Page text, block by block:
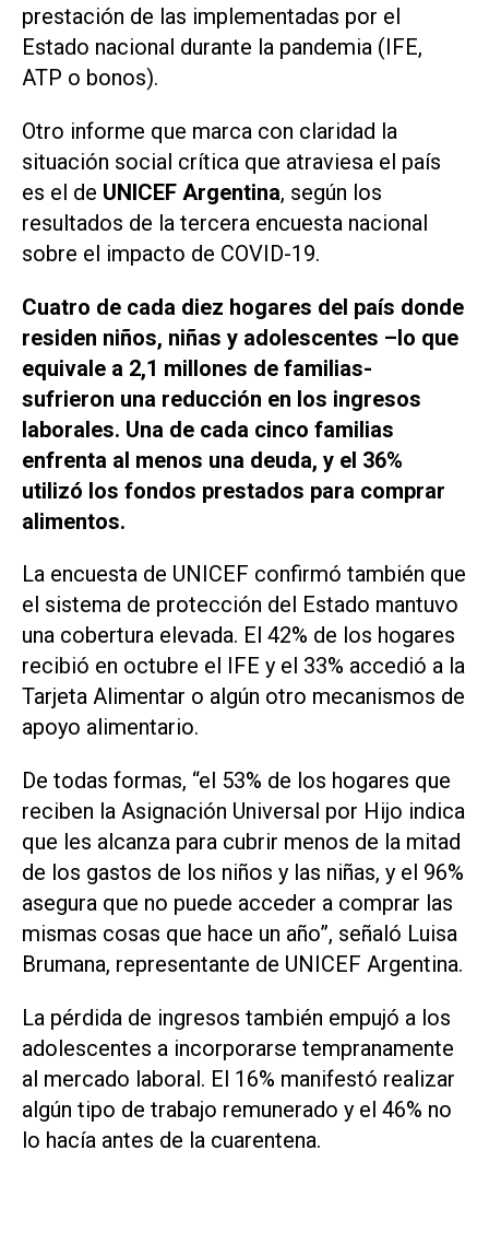
prestación de las implementadas por el
Estado nacional durante la pandemia (IFE,
ATP o bonos).
Otro informe que marca con claridad la
situación social crítica que atraviesa el país
es el de UNICEF Argentina, según los
resultados de la tercera encuesta nacional
sobre el impacto de COVID-19.
Cuatro de cada diez hogares del país donde
residen niños, niñas y adolescentes –lo que
equivale a 2,1 millones de familias-
sufrieron una reducción en los ingresos
laborales. Una de cada cinco familias
enfrenta al menos una deuda, y el 36%
utilizó los fondos prestados para comprar
alimentos.
La encuesta de UNICEF confirmó también que
el sistema de protección del Estado mantuvo
una cobertura elevada. El 42% de los hogares
recibió en octubre el IFE y el 33% accedió a la
Tarjeta Alimentar o algún otro mecanismos de
apoyo alimentario.
De todas formas, “el 53% de los hogares que
reciben la Asignación Universal por Hijo indica
que les alcanza para cubrir menos de la mitad
de los gastos de los niños y las niñas, y el 96%
asegura que no puede acceder a comprar las
mismas cosas que hace un año”, señaló Luisa
Brumana, representante de UNICEF Argentina.
La pérdida de ingresos también empujó a los
adolescentes a incorporarse tempranamente
al mercado laboral. El 16% manifestó realizar
algún tipo de trabajo remunerado y el 46% no
lo hacía antes de la cuarentena.